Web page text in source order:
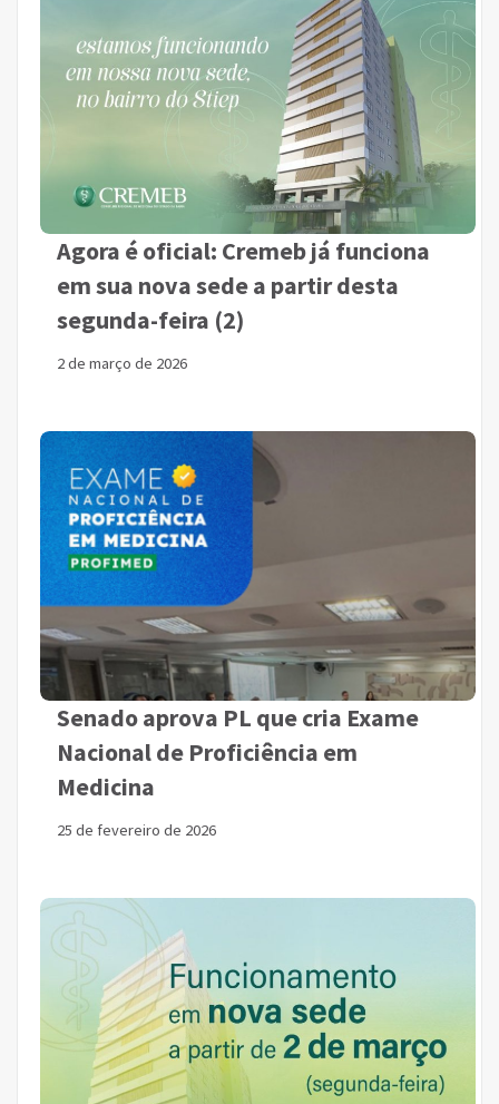
Agora é oficial: Cremeb já funciona
em sua nova sede a partir desta
segunda-feira (2)
2 de março de 2026
Senado aprova PL que cria Exame
Nacional de Proficiência em
Medicina
25 de fevereiro de 2026